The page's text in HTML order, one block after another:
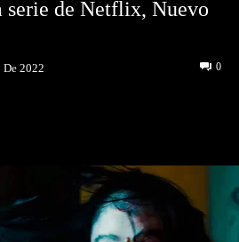
de Netflix, Nuevo
De 2022 0